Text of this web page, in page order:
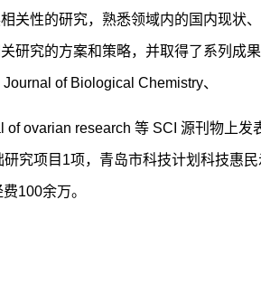
关性的研究，熟悉领域内的国内现状
研究的方案和策略，并取得了系列成
of Biological Chemistry、
ovarian research 等 SCI 源刊物上发
究项目1项，青岛市科技计划科技惠
100余万。